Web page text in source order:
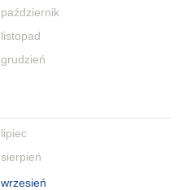
październik
listopad
grudzień
lipiec
sierpień
wrzesień